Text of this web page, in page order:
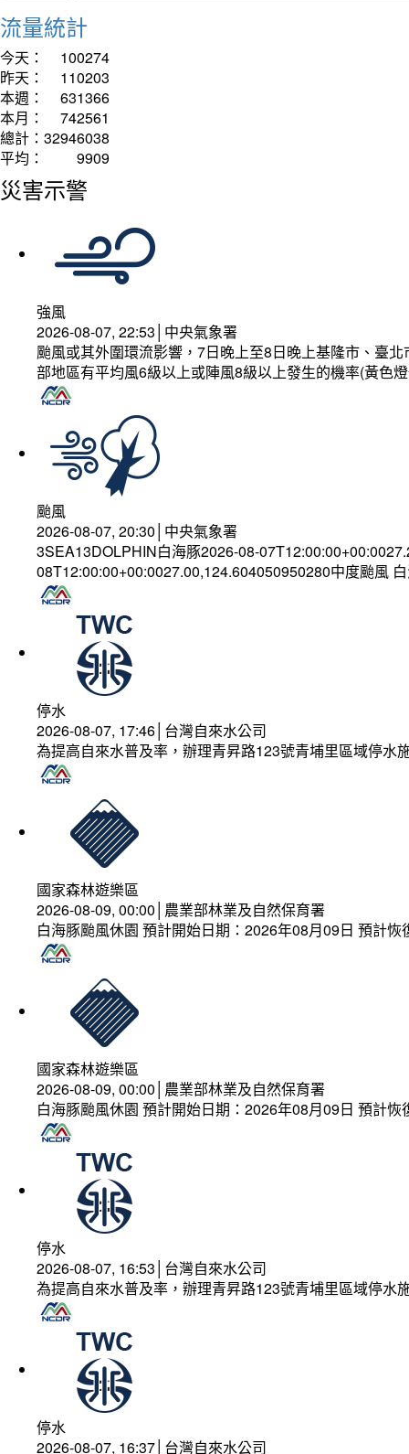
流量統計
今天：
100274
昨天：
110203
本週：
631366
本月：
742561
總計： 32946038
平均：
9909
災害示警
強風
2026-08-07, 22:53│中央氣象署
颱風或其外圍環流影響，7日晚上至8日晚上基隆市、臺
部地區有平均風6級以上或陣風8級以上發生的機率(黃色
颱風
2026-08-07, 20:30│中央氣象署
3SEA13DOLPHIN白海豚2026-08-
08T12:00:00+00:0027.00,124.604050950280中度颱風
停水
2026-08-07, 17:46│台灣自來水公司
為提高自來水普及率，辦理青昇路123號青埔里區域停水
國家森林遊樂區
2026-08-09, 00:00│農業部林業及自然保育署
白海豚颱風休園 預計開始日期：2026年08月09日 預計
國家森林遊樂區
2026-08-09, 00:00│農業部林業及自然保育署
白海豚颱風休園 預計開始日期：2026年08月09日 預計
停水
2026-08-07, 16:53│台灣自來水公司
為提高自來水普及率，辦理青昇路123號青埔里區域停水
停水
2026-08-07, 16:37│台灣自來水公司